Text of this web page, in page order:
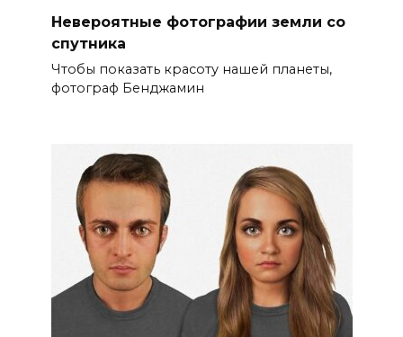
Невероятные фотографии земли со
спутника
Чтобы показать красоту нашей планеты,
фотограф Бенджамин